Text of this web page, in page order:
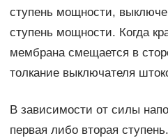
ступень мощности,
ступень мощности. Когда
мембрана смещается в
толкание выключателя
В зависимости от силы
первая либо вторая